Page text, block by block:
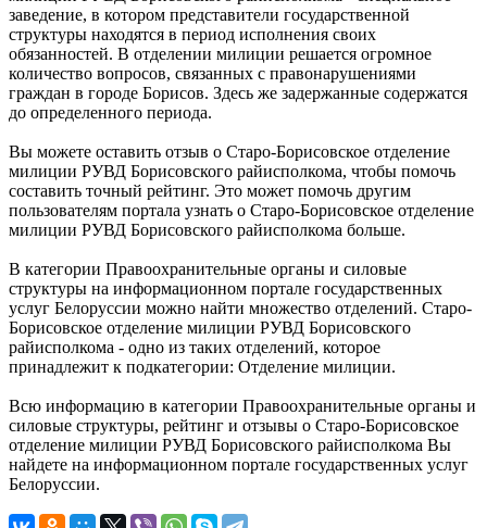
заведение, в котором представители государственной
структуры находятся в период исполнения своих
обязанностей. В отделении милиции решается огромное
количество вопросов, связанных с правонарушениями
граждан в городе Борисов. Здесь же задержанные содержатся
до определенного периода.
Вы можете оставить отзыв о Старо-Борисовское отделение
милиции РУВД Борисовского райисполкома, чтобы помочь
составить точный рейтинг. Это может помочь другим
пользователям портала узнать о Старо-Борисовское отделение
милиции РУВД Борисовского райисполкома больше.
В категории Правоохранительные органы и силовые
структуры на информационном портале государственных
услуг Белоруссии можно найти множество отделений. Старо-
Борисовское отделение милиции РУВД Борисовского
райисполкома - одно из таких отделений, которое
принадлежит к подкатегории: Отделение милиции.
Всю информацию в категории Правоохранительные органы и
силовые структуры, рейтинг и отзывы о Старо-Борисовское
отделение милиции РУВД Борисовского райисполкома Вы
найдете на информационном портале государственных услуг
Белоруссии.